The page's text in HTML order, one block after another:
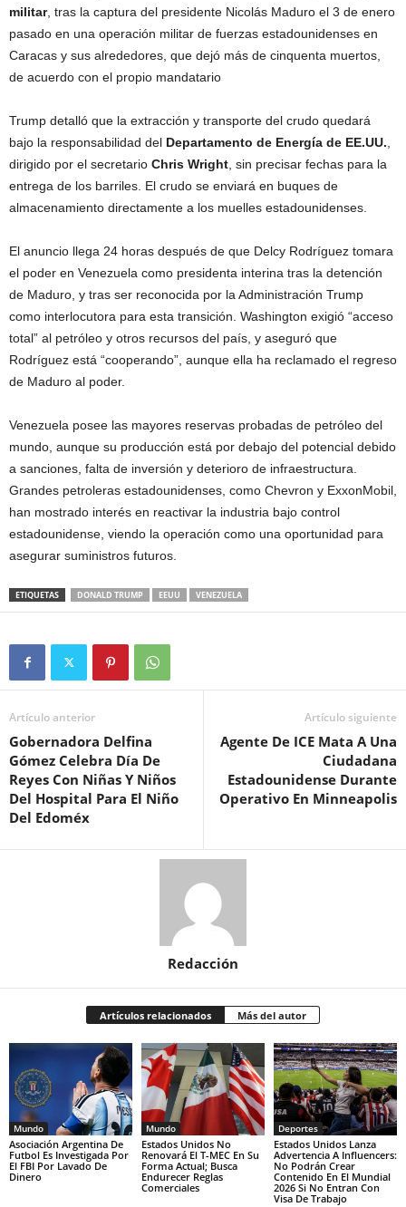
militar, tras la captura del presidente Nicolás Maduro el 3 de enero
pasado en una operación militar de fuerzas estadounidenses en
Caracas y sus alrededores, que dejó más de cinquenta muertos,
de acuerdo con el propio mandatario
Trump detalló que la extracción y transporte del crudo quedará
bajo la responsabilidad del Departamento de Energía de EE.UU.,
dirigido por el secretario Chris Wright, sin precisar fechas para la
entrega de los barriles. El crudo se enviará en buques de
almacenamiento directamente a los muelles estadounidenses.
El anuncio llega 24 horas después de que Delcy Rodríguez tomara
el poder en Venezuela como presidenta interina tras la detención
de Maduro, y tras ser reconocida por la Administración Trump
como interlocutora para esta transición. Washington exigió “acceso
total” al petróleo y otros recursos del país, y aseguró que
Rodríguez está “cooperando”, aunque ella ha reclamado el regreso
de Maduro al poder.
Venezuela posee las mayores reservas probadas de petróleo del
mundo, aunque su producción está por debajo del potencial debido
a sanciones, falta de inversión y deterioro de infraestructura.
Grandes petroleras estadounidenses, como Chevron y ExxonMobil,
han mostrado interés en reactivar la industria bajo control
estadounidense, viendo la operación como una oportunidad para
asegurar suministros futuros.
ETIQUETAS DONALD TRUMP EEUU VENEZUELA
Artículo anterior
Gobernadora Delfina
Gómez Celebra Día De
Reyes Con Niñas Y Niños
Del Hospital Para El Niño
Del Edoméx
Artículo siguiente
Agente De ICE Mata A Una
Ciudadana
Estadounidense Durante
Operativo En Minneapolis
Redacción
Artículos relacionados Más del autor
Mundo
Asociación Argentina De
Futbol Es Investigada Por
El FBI Por Lavado De
Dinero
Mundo
Estados Unidos No
Renovará El T-MEC En Su
Forma Actual; Busca
Endurecer Reglas
Comerciales
Deportes
Estados Unidos Lanza
Advertencia A Influencers:
No Podrán Crear
Contenido En El Mundial
2026 Si No Entran Con
Visa De Trabajo